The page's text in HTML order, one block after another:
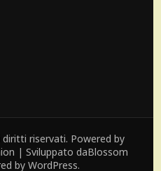
riservati. Powered by
| Sviluppato daBlossom
by WordPress.